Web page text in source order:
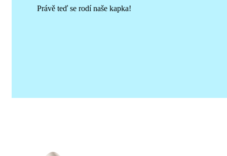
Právě teď se rodí naše kapka!